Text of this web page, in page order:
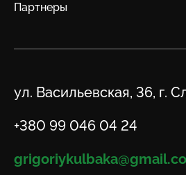
Партнеры
Адрес
ул. Васильевская, 36, г.
Телефон
+380 99 046 04 24
Email